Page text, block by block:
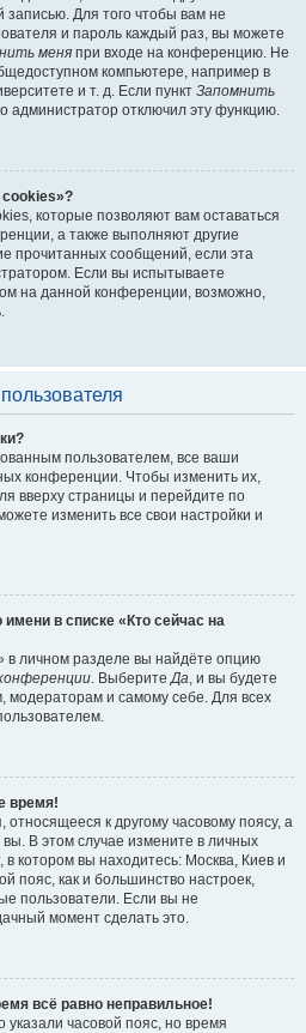
записью. Для того чтобы вам не
и пароль каждый раз, вы можете
меня при входе на конференцию. Не
компьютере, например в
и т. д. Если пункт Запомнить
администратор отключил эту функцию.
cookies»?
которые позволяют вам оставаться
а также выполняют другие
прочитанных сообщений, если эта
Если вы испытываете
на данной конференции, возможно,
пользователем, все ваши
конференции. Чтобы изменить их,
вверху страницы и перейдите по
изменить все свои настройки и
в списке «Кто сейчас на
в личном разделе вы найдёте опцию
. ВыберитеДа, и вы будете
модераторам и самому себе. Для всех
время!
к другому часовому поясу, а
вы. В этом случае измените в личных
в котором вы находитесь: Москва, Киев и
пояс, как и большинство настроек,
пользователи. Если вы не
момент сделать это.
всё равно неправильное!
часовой пояс, но время